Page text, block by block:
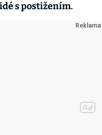
s postižením.